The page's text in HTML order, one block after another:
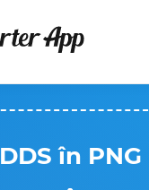
DDS în PNG